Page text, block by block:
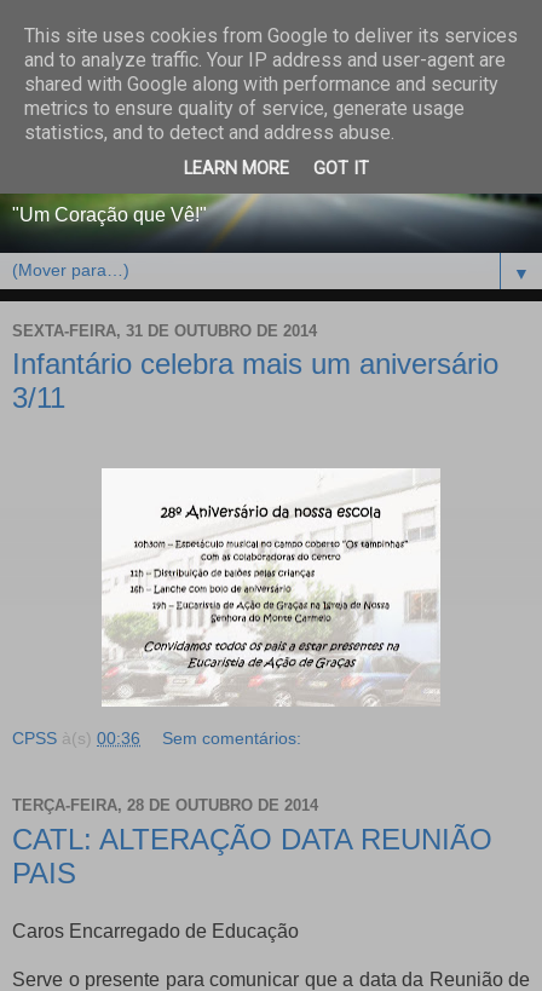
CENTRO PAROQUIAL E
SOCIAL DO SALVADOR
DE BEJA
"Um Coração que Vê!"
▼
SEXTA-FEIRA, 31 DE OUTUBRO DE 2014
Infantário celebra mais um aniversário
3/11
CPSS à(s) 00:36 Sem comentários:
TERÇA-FEIRA, 28 DE OUTUBRO DE 2014
CATL: ALTERAÇÃO DATA REUNIÃO
PAIS
Caros Encarregado de Educação
Serve o presente para comunicar que a data da Reunião de
This site uses cookies from Google to deliver its services
and to analyze traffic. Your IP address and user-agent are
shared with Google along with performance and security
metrics to ensure quality of service, generate usage
statistics, and to detect and address abuse.
LEARN MORE GOT IT